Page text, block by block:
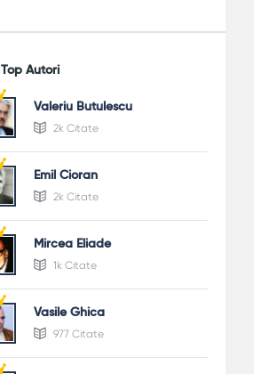
Top Autori
Valeriu Butulescu
2k Citate
Emil Cioran
2k Citate
Mircea Eliade
1k Citate
Vasile Ghica
977 Citate